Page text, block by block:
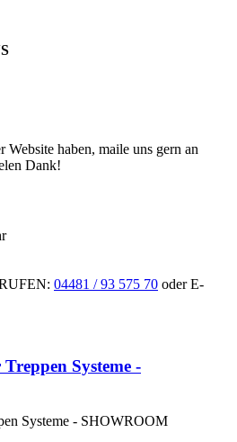
Website haben, maile uns gern an
Dank!
04481 / 93 575 70 oder E-